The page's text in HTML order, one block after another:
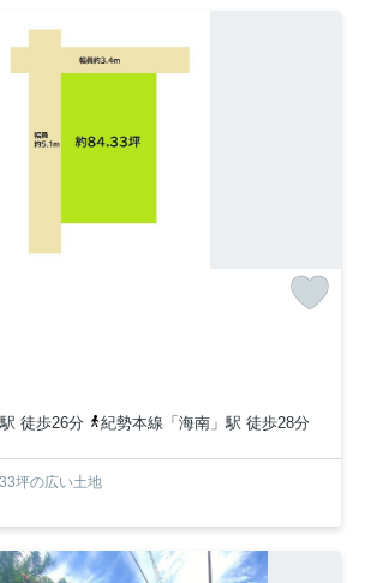
徒歩26分
紀勢本線「海南」駅 徒歩28分
坪の広い土地